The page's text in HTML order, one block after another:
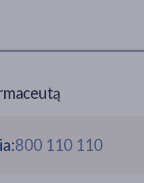
800 110 110